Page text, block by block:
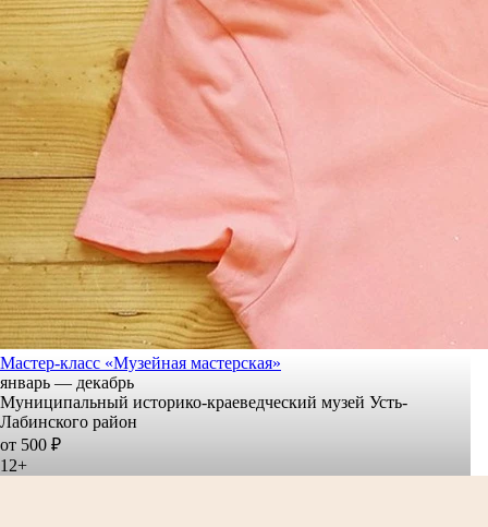
Мастер-класс «Музейная мастерская»
январь — декабрь
Муниципальный историко-краеведческий музей Усть-
Лабинского район
от 500 ₽
12+